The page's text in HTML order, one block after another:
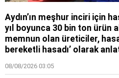
Aydın’ın meşhur inciri için
yıl boyunca 30 bin ton ürün
memnun olan üreticiler,
bereketli hasadı’ olarak
08/08/2026 03:05